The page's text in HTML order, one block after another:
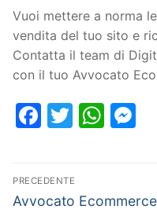
Vuoi mettere a norma
vendita del tuo sito e
Contatta il team di
con il tuo Avvocato
Facebook
Twitter
PRECEDENTE
Avvocato Ecommerce